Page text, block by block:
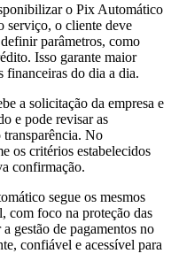
o Pix Automático
serviço, o cliente deve
parâmetros, como
Isso garante maior
financeiras do dia a dia.
a solicitação da empresa e
e pode revisar as
No
os critérios estabelecidos
confirmação.
segue os mesmos
com foco na proteção das
gestão de pagamentos no
confiável e acessível para